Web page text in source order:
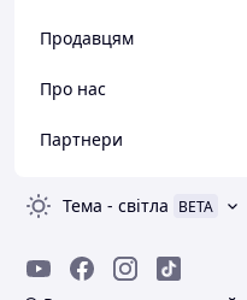
Продавцям
Про нас
Партнери
Тема - світла BETA